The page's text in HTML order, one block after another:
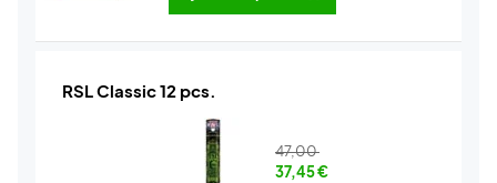
RSL Classic 12 pcs.
47,00
37,45€